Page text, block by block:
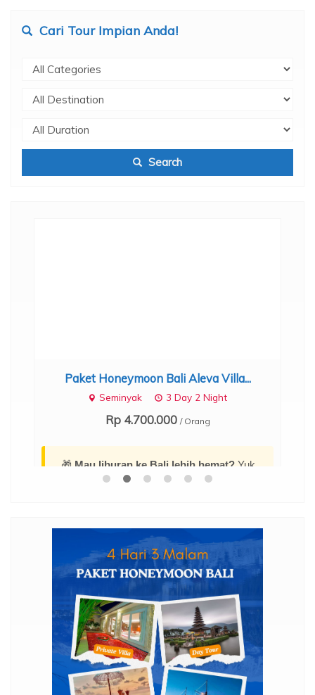
Cari Tour Impian Anda!
Search
Paket Honeymoon Bali Aleva Villa...
Seminyak 3 Day 2 Night
Rp 4.700.000 / Orang
🎁Mau liburan ke Bali lebih hemat?Yuk,
amankan diskon dan cek daftar harga promo